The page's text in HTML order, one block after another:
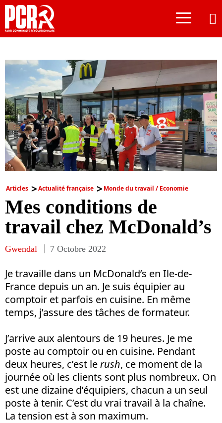
≡
Articles Actualité française Monde du travail / Economie
Mes conditions de
travail chez McDonald’s
Gwendal 7 Octobre 2022
Je travaille dans un McDonald’s en Ile-de-
France depuis un an. Je suis équipier au
comptoir et parfois en cuisine. En même
temps, j’assure des tâches de formateur.
J’arrive aux alentours de 19 heures. Je me
poste au comptoir ou en cuisine. Pendant
deux heures, c’est lerush, ce moment de la
journée où les clients sont plus nombreux. On
est une dizaine d’équipiers, chacun a un seul
poste à tenir. C’est du vrai travail à la chaîne.
La tension est à son maximum.